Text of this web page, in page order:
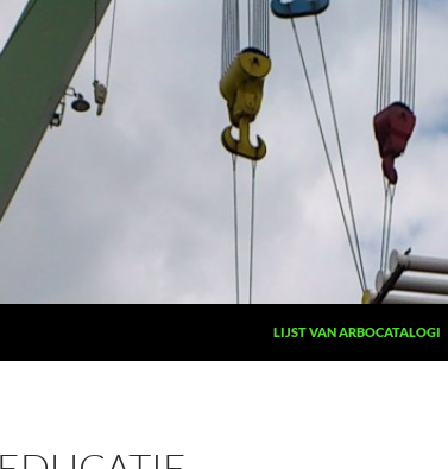
LIJST VAN ARBOCATALOGI